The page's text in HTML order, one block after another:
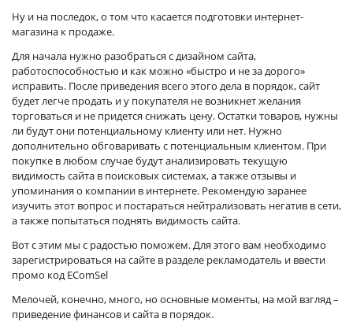
Ну и на последок, о том что касается подготовки интернет-
магазина к продаже.
Для начала нужно разобраться с дизайном сайта,
работоспособностью и как можно «быстро и не за дорого»
исправить. После приведения всего этого дела в порядок, сайт
будет легче продать и у покупателя не возникнет желания
торговаться и не придется снижать цену. Остатки товаров, нужны
ли будут они потенциальному клиенту или нет. Нужно
дополнительно обговаривать с потенциальным клиентом. При
покупке в любом случае будут анализировать текущую
видимость сайта в поисковых системах, а также отзывы и
упоминания о компании в интернете. Рекомендую заранее
изучить этот вопрос и постараться нейтрализовать негатив в сети,
а также попытаться поднять видимость сайта.
Вот с этим мы с радостью поможем. Для этого вам необходимо
зарегистрироваться на сайте в разделе рекламодатель и ввести
промо код EComSel
Мелочей, конечно, много, но основные моменты, на мой взгляд –
приведение финансов и сайта в порядок.